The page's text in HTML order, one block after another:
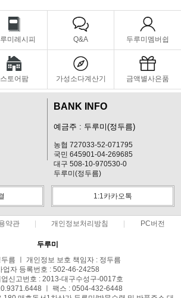
미레시피 Q&A 두루미멤버쉽
스토어팜 가성소다계산기 금액별사은품
BANK INFO
예금주 : 두루미(정두름)
농협 727033-52-071795
국민 645901-04-269685
대구 508-10-970530-0
두루미(정두름)
1:1카카오톡
약관 개인정보처리방침 PC버전
두루미
름 ㅣ 개인정보 보호 책임자 : 정두름
업자 등록번호 : 502-46-24258
신고번호 : 2013-대구수성구-0017호
ㅣ 팩스 : 0504-432-6448